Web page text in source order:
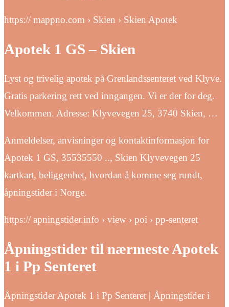
https:// mappno.com › Skien › Skien Apotek
Apotek 1 GS – Skien
Lyst og trivelig apotek på Grenlandssenteret ved Klyve.
Gratis parkering rett ved inngangen. Vi er der for deg.
Velkommen. Adresse: Klyvevegen 25, 3740 Skien, …
Anmeldelser, anvisninger og kontaktinformasjon for
Apotek 1 GS, 35535550 .., Skien Klyvevegen 25
kartkart, beliggenhet, hvordan å komme seg rundt,
åpningstider i Norge.
https:// apningstider.info › view › poi › pp-senteret
Åpningstider til nærmeste Apotek
1 i Pp Senteret
Åpningstider Apotek 1 i Pp Senteret | Åpningstider i